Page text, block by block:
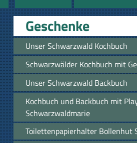
Geschenke
Geschenke
Unser Schwarzwald Kochbuch
Schwarzwälder Kochbuch mit
Unser Schwarzwald Backbuch
Kochbuch und Backbuch mit
Schwarzwaldmarie
Toilettenpapierhalter Bollenhut